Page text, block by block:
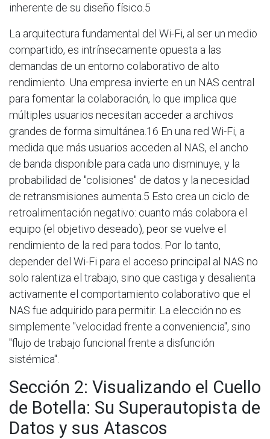
inherente de su diseño físico.5
La arquitectura fundamental del Wi-Fi, al ser un medio
compartido, es intrínsecamente opuesta a las
demandas de un entorno colaborativo de alto
rendimiento. Una empresa invierte en un NAS central
para fomentar la colaboración, lo que implica que
múltiples usuarios necesitan acceder a archivos
grandes de forma simultánea.16 En una red Wi-Fi, a
medida que más usuarios acceden al NAS, el ancho
de banda disponible para cada uno disminuye, y la
probabilidad de "colisiones" de datos y la necesidad
de retransmisiones aumenta.5 Esto crea un ciclo de
retroalimentación negativo: cuanto más colabora el
equipo (el objetivo deseado), peor se vuelve el
rendimiento de la red para todos. Por lo tanto,
depender del Wi-Fi para el acceso principal al NAS no
solo ralentiza el trabajo, sino que castiga y desalienta
activamente el comportamiento colaborativo que el
NAS fue adquirido para permitir. La elección no es
simplemente "velocidad frente a conveniencia", sino
"flujo de trabajo funcional frente a disfunción
sistémica".
Sección 2: Visualizando el Cuello
de Botella: Su Superautopista de
Datos y sus Atascos